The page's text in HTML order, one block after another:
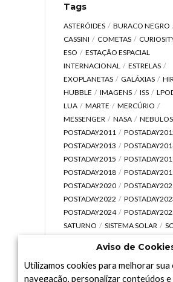
Tags
ASTERÓIDES
BURACO NEGRO
CASSINI
COMETAS
ESO
ESTAÇÃO ESPACIAL
INTERNACIONAL
ESTRELAS
EXOPLANETAS
GALÁXIAS
HUBBLE
IMAGENS ISS
LUA
MARTE
MERCÚRIO
MESSENGER
NASA
POSTADAY2011
POSTADAY2013
POSTADAY2015
POSTADAY2018
POSTADAY2020
POSTADAY2022
POSTADAY2024
SATURNO
SISTEMA SOLAR
UNIVERSO
VÍDEO
Aviso de
Utilizamos cookies para melhorar sua
navegação, personalizar conteúdos